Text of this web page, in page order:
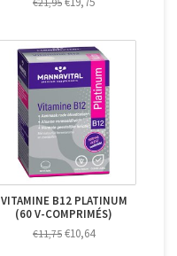
VITAMINE B12 PLATINUM
(60 V-COMPRIMÉS)
€11,75 €10,64